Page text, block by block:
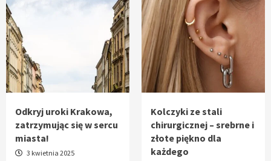
Odkryj uroki Krakowa,
zatrzymując się w sercu
miasta!
3 kwietnia 2025
Kolczyki ze stali
chirurgicznej – srebrne i
złote piękno dla
każdego